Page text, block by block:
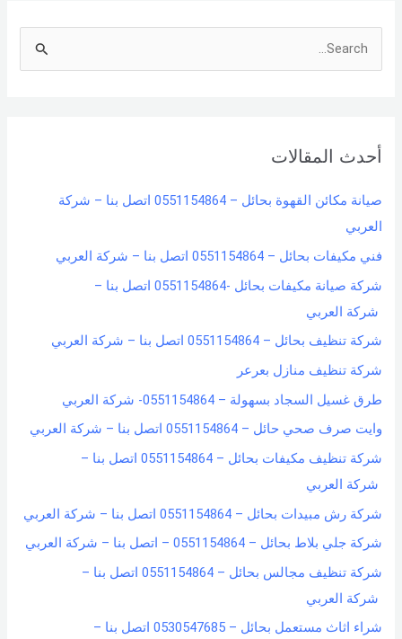
c
f
o
r
:
أحدث المقالات
صيانة مكائن القهوة بحائل – 0551154864 اتصل بنا – شركة
العربي
فني مكيفات بحائل – 0551154864 اتصل بنا – شركة العربي
شركة صيانة مكيفات بحائل -0551154864 اتصل بنا –
شركة العربي
شركة تنظيف بحائل – 0551154864 اتصل بنا – شركة العربي
شركة تنظيف منازل بعرعر
طرق غسيل السجاد بسهولة – 0551154864- شركة العربي
وايت صرف صحي حائل – 0551154864 اتصل بنا – شركة العربي
شركة تنظيف مكيفات بحائل – 0551154864 اتصل بنا –
شركة العربي
شركة رش مبيدات بحائل – 0551154864 اتصل بنا – شركة العربي
شركة جلي بلاط بحائل – 0551154864 – اتصل بنا – شركة العربي
شركة تنظيف مجالس بحائل – 0551154864 اتصل بنا –
شركة العربي
شراء اثاث مستعمل بحائل – 0530547685 اتصل بنا –